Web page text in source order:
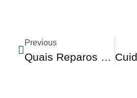
Previous
Quais Reparos Valem A Pena Fazer No Carro Antes Da Venda?